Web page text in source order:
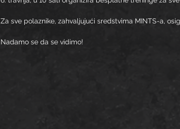
Za sve polaznike, zahvaljujući sredstvima MINTS-a,
Nadamo se da se vidimo!